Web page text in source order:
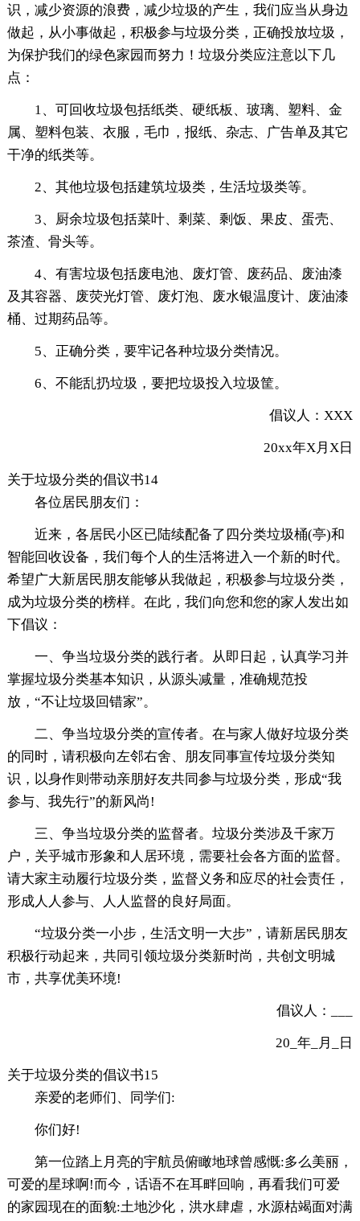
识，减少资源的浪费，减少垃圾的产生，我们应当从身边
做起，从小事做起，积极参与垃圾分类，正确投放垃圾，
为保护我们的绿色家园而努力！垃圾分类应注意以下几
点：
1、可回收垃圾包括纸类、硬纸板、玻璃、塑料、金
属、塑料包装、衣服，毛巾，报纸、杂志、广告单及其它
干净的纸类等。
2、其他垃圾包括建筑垃圾类，生活垃圾类等。
3、厨余垃圾包括菜叶、剩菜、剩饭、果皮、蛋壳、
茶渣、骨头等。
4、有害垃圾包括废电池、废灯管、废药品、废油漆
及其容器、废荧光灯管、废灯泡、废水银温度计、废油漆
桶、过期药品等。
5、正确分类，要牢记各种垃圾分类情况。
6、不能乱扔垃圾，要把垃圾投入垃圾筐。
倡议人：XXX
20xx年X月X日
关于垃圾分类的倡议书14
各位居民朋友们：
近来，各居民小区已陆续配备了四分类垃圾桶(亭)和
智能回收设备，我们每个人的生活将进入一个新的时代。
希望广大新居民朋友能够从我做起，积极参与垃圾分类，
成为垃圾分类的榜样。在此，我们向您和您的家人发出如
下倡议：
一、争当垃圾分类的践行者。从即日起，认真学习并
掌握垃圾分类基本知识，从源头减量，准确规范投
放，“不让垃圾回错家”。
二、争当垃圾分类的宣传者。在与家人做好垃圾分类
的同时，请积极向左邻右舍、朋友同事宣传垃圾分类知
识，以身作则带动亲朋好友共同参与垃圾分类，形成“我
参与、我先行”的新风尚!
三、争当垃圾分类的监督者。垃圾分类涉及千家万
户，关乎城市形象和人居环境，需要社会各方面的监督。
请大家主动履行垃圾分类，监督义务和应尽的社会责任，
形成人人参与、人人监督的良好局面。
“垃圾分类一小步，生活文明一大步”，请新居民朋友
积极行动起来，共同引领垃圾分类新时尚，共创文明城
市，共享优美环境!
倡议人：___
20_年_月_日
关于垃圾分类的倡议书15
亲爱的老师们、同学们:
你们好!
第一位踏上月亮的宇航员俯瞰地球曾感慨:多么美丽，
可爱的星球啊!而今，话语不在耳畔回响，再看我们可爱
的家园现在的面貌:土地沙化，洪水肆虐，水源枯竭面对满